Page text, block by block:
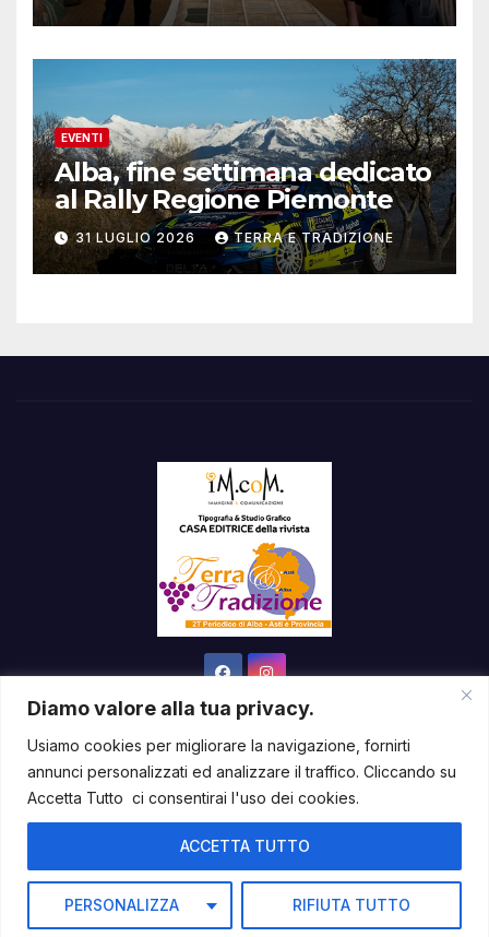
Diamo valore alla tua privacy.
Usiamo cookies per migliorare la navigazione, fornirti
annunci personalizzati ed analizzare il traffico. Cliccando su
Accetta Tutto ci consentirai l'uso dei cookies.
PERSONALIZZA RIFIUTA TUTTO
ACCETTA TUTTO
EVENTI
Alba, fine settimana dedicato
al Rally Regione Piemonte
31 LUGLIO 2026 TERRA E TRADIZIONE
Sviluppato con orgoglio da WordPress|Tema: News Way di
Themeansar.
Contatti & Newsletter Diventa Partner
Informativa PrivacyNumeri Arretrati Terra & Tradizione